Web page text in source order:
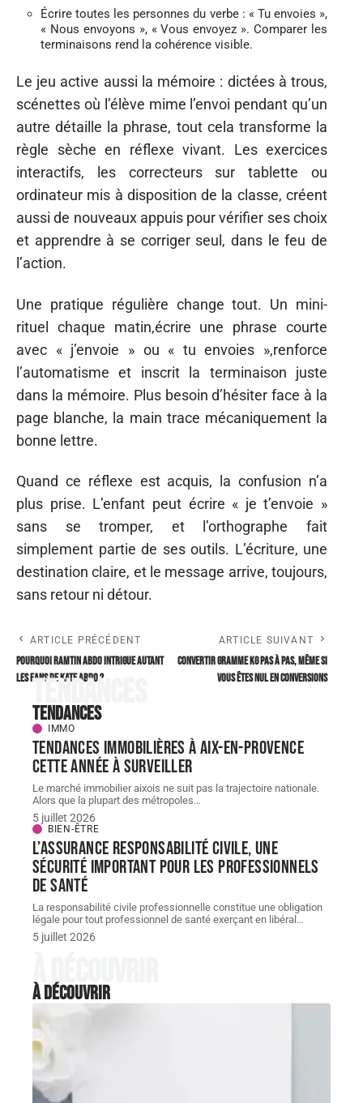
Écrire toutes les personnes du verbe : « Tu envoies »,
« Nous envoyons », « Vous envoyez ». Comparer les
terminaisons rend la cohérence visible.
Le jeu active aussi la mémoire : dictées à trous,
scénettes où l’élève mime l’envoi pendant qu’un
autre détaille la phrase, tout cela transforme la
règle sèche en réflexe vivant. Les exercices
interactifs, les correcteurs sur tablette ou
ordinateur mis à disposition de la classe, créent
aussi de nouveaux appuis pour vérifier ses choix
et apprendre à se corriger seul, dans le feu de
l’action.
Une pratique régulière change tout. Un mini-
rituel chaque matin,écrire une phrase courte
avec « j’envoie » ou « tu envoies »,renforce
l’automatisme et inscrit la terminaison juste
dans la mémoire. Plus besoin d’hésiter face à la
page blanche, la main trace mécaniquement la
bonne lettre.
Quand ce réflexe est acquis, la confusion n’a
plus prise. L’enfant peut écrire « je t’envoie »
sans se tromper, et l’orthographe fait
simplement partie de ses outils. L’écriture, une
destination claire, et le message arrive, toujours,
sans retour ni détour.
ARTICLE PRÉCÉDENT
Pourquoi Ramtin Abdo intrigue autant
les fans de Kate Abdo ?
ARTICLE SUIVANT
Convertir Gramme kg pas à pas, même si
vous êtes nul en conversions
Tendances
Tendances
IMMO
Tendances immobilières à Aix-en-Provence
cette année à surveiller
Le marché immobilier aixois ne suit pas la trajectoire nationale.
Alors que la plupart des métropoles…
5 juillet 2026
BIEN-ÊTRE
L’assurance responsabilité civile, une
sécurité important pour les professionnels
de santé
La responsabilité civile professionnelle constitue une obligation
légale pour tout professionnel de santé exerçant en libéral …
5 juillet 2026
À découvrir
À découvrir